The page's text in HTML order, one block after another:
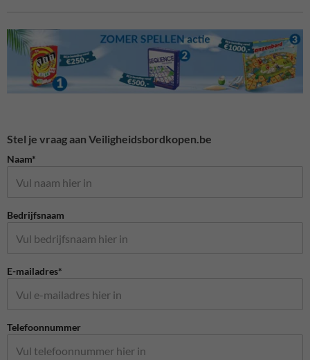
Stel je vraag aan Veiligheidsbordkopen.be
Naam*
Bedrijfsnaam
E-mailadres*
Telefoonnummer